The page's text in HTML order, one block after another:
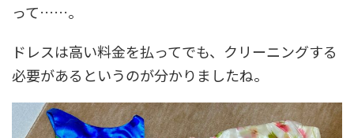
って……。
ドレスは高い料金を払ってでも、クリーニングする
必要があるというのが分かりましたね。